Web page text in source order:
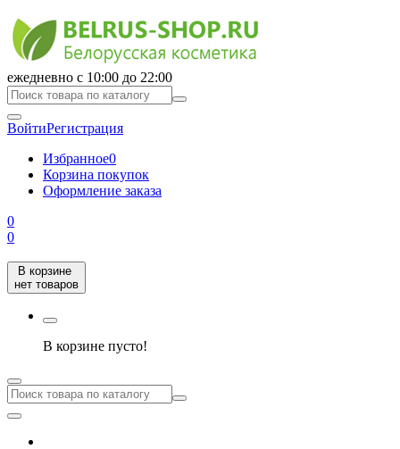
ежедневно с 10:00 до 22:00
ВойтиРегистрация
Избранное0
Корзина покупок
Оформление заказа
0
0
В корзине
нет товаров
В корзине пусто!